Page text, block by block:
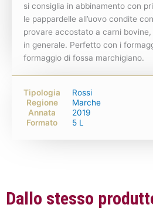
si consiglia in abbinamento con
le pappardelle all’uovo condite
provare accostato a carni
in generale. Perfetto con i
formaggio di fossa marchigiano.
Tipologia
Rossi
Regione
Marche
Annata
2019
Formato
5 L
Dallo stesso